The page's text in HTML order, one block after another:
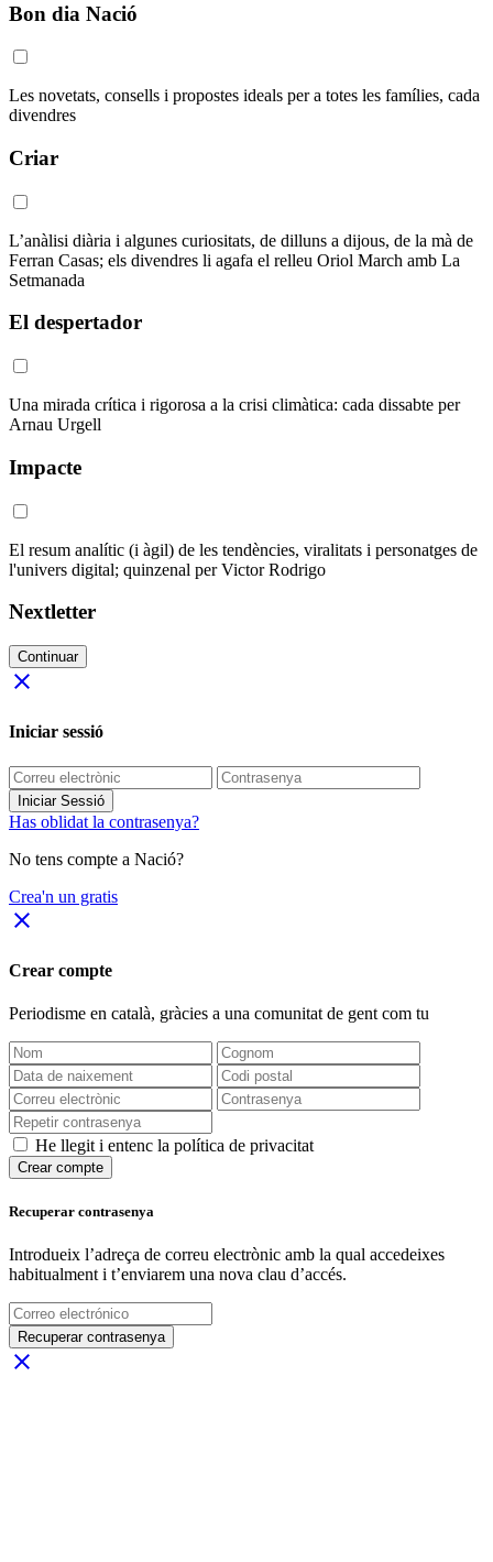
Bon dia Nació
Les novetats, consells i propostes ideals per a totes les famílies, cada
divendres
Criar
L’anàlisi diària i algunes curiositats, de dilluns a dijous, de la mà de
Ferran Casas; els divendres li agafa el relleu Oriol March amb La
Setmanada
El despertador
Una mirada crítica i rigorosa a la crisi climàtica: cada dissabte per
Arnau Urgell
Impacte
El resum analític (i àgil) de les tendències, viralitats i personatges de
l'univers digital; quinzenal per Victor Rodrigo
Nextletter
Continuar
close
Iniciar sessió
Iniciar Sessió
Has oblidat la contrasenya?
No tens compte a Nació?
Crea'n un gratis
close
Crear compte
Periodisme en català, gràcies a una comunitat de gent com tu
He llegit i entenc la política de privacitat
Crear compte
Recuperar contrasenya
Introdueix l’adreça de correu electrònic amb la qual accedeixes
habitualment i t’enviarem una nova clau d’accés.
Recuperar contrasenya
close